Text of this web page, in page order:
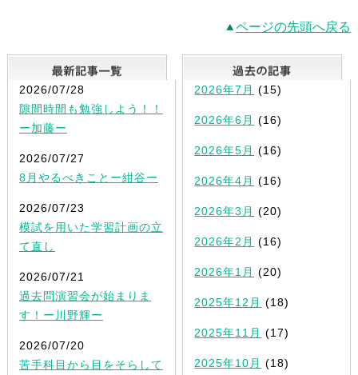
ページの先頭へ戻る
最新記事一覧
2026/07/28
隙間時間も勉強しよう！！
ー加藤ー
2026/07/27
8月やるべきことー紺谷ー
2026/07/23
模試を用いた学習計画の立
て直し
2026/07/21
過去問演習会が始まりま
す！ー川野輝ー
2026/07/20
苦手科目から目をそらして
2026年7月 (15)
2026年6月 (16)
2026年5月 (16)
2026年4月 (16)
2026年3月 (20)
2026年2月 (16)
2026年1月 (20)
2025年12月 (18)
2025年11月 (17)
2025年10月 (18)